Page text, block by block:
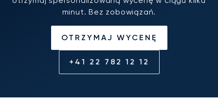
minut. Bez zobowiązań.
OTRZYMAJ WYCENĘ
+41 22 782 12 12